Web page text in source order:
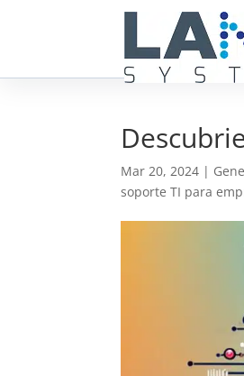
Mar 20, 2024 |
soporte TI para